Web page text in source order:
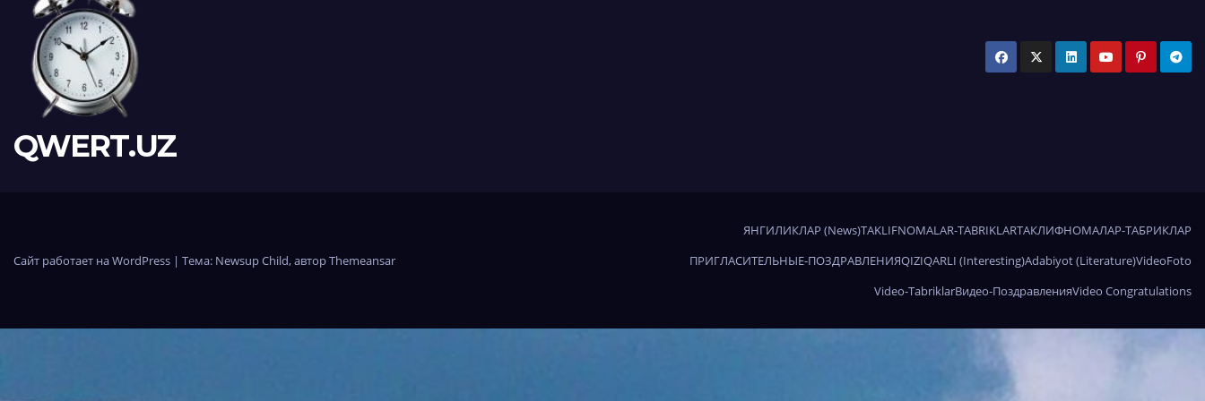
QWERT.UZ
Сайт работает на WordPress | Тема: Newsup Child, авторThemeansar
ЯНГИЛИКЛАР (News)TAKLIFNOMALAR-TABRIKLARТАКЛИФНОМАЛАР-ТАБРИКЛАР
ПРИГЛАСИТЕЛЬНЫЕ-ПОЗДРАВЛЕНИЯQIZIQARLI (Interesting)Adabiyot (Literature)VideoFoto
Video-TabriklarВидео-ПоздравленияVideo Congratulations